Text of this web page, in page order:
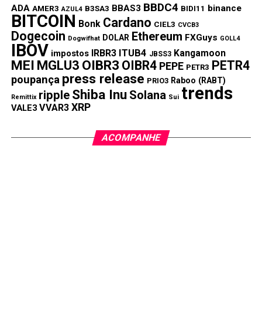
ADA AMER3 AZUL4 B3SA3 BBAS3 BBDC4 BIDI11 binance
BITCOIN Bonk Cardano CIEL3 CVCB3
Dogecoin Dogwifhat DOLAR Ethereum FXGuys GOLL4
IBOV impostos IRBR3 ITUB4 JBSS3 Kangamoon
MEI MGLU3 OIBR3 OIBR4 PEPE PETR3 PETR4
poupança press release PRIO3 Raboo (RABT)
Remittix ripple Shiba Inu Solana Sui trends
VALE3 VVAR3 XRP
ACOMPANHE